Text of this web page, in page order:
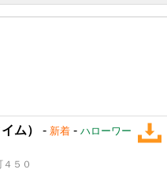
ム） - 新着 - ハローワー
５０